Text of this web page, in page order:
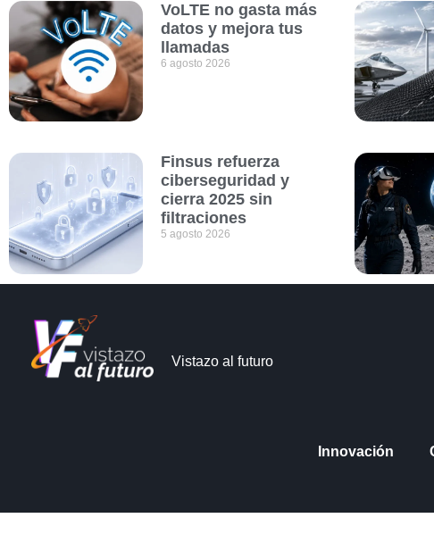
VoLTE no gasta más
datos y mejora tus
llamadas
6 agosto 2026
Finsus refuerza
ciberseguridad y
cierra 2025 sin
filtraciones
5 agosto 2026
Vistazo al futuro
Innovación